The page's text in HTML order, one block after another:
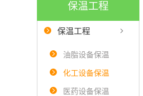
保温工程
保温工程
油脂设备保温
化工设备保温
医药设备保温